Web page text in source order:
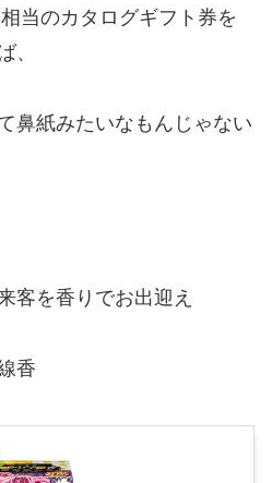
当のカタログギフト券を
、
鼻紙みたいなもんじゃない
客を香りでお出迎え
香